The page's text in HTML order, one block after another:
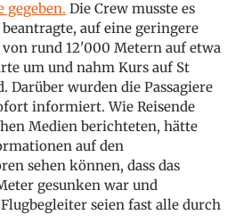
gegeben. Die Crew musste es
auf eine geringere
rund 12'000 Metern auf etwa
um und nahm Kurs auf St
Darüber wurden die Passagiere
informiert. Wie Reisende
Medien berichteten, hätte
auf den
sehen können, dass das
gesunken war und
seien fast alle durch